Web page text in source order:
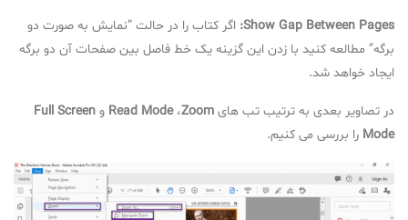
Show Gap Between Pages: اگر کتاب را در حالت “نمایش به صورت دو
برگه” مطالعه کنید با زدن این گزینه یک خط فاصل بین صفحات آن دو برگه
ایجاد خواهد شد.
در تصاویر بعدی به ترتیب تب های Read Mode،Zoom و Full Screen
Mode را بررسی می کنیم.